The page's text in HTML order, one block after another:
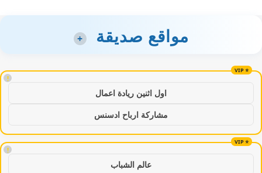
مواقع صديقة +
!
اول اثنين ريادة اعمال
مشاركة ارباح ادسنس
!
عالم الشباب